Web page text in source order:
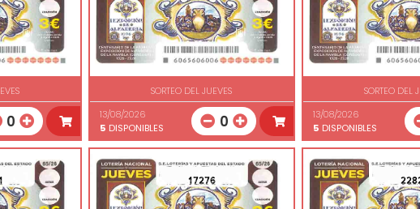
0
SORTEO DEL JUEVES
13/08/2026
5 DISPONIBLES 0
SORTEO DEL
13/08/2026
5 DISPONIBLES
17276